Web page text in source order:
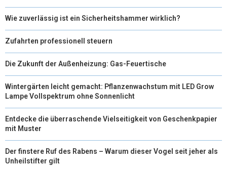
Wie zuverlässig ist ein Sicherheitshammer wirklich?
Zufahrten professionell steuern
Die Zukunft der Außenheizung: Gas-Feuertische
Wintergärten leicht gemacht: Pflanzenwachstum mit LED Grow
Lampe Vollspektrum ohne Sonnenlicht
Entdecke die überraschende Vielseitigkeit von Geschenkpapier
mit Muster
Der finstere Ruf des Rabens – Warum dieser Vogel seit jeher als
Unheilstifter gilt